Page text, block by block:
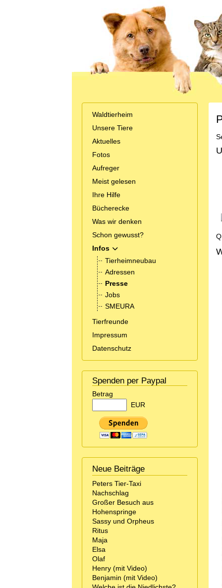
Waldtierheim
Unsere Tiere
Aktuelles
Fotos
Aufreger
Meist gelesen
Ihre Hilfe
Bücherecke
Was wir denken
Schon gewusst?
Infos
Tierheimneubau
Adressen
Presse
Jobs
SMEURA
Tierfreunde
Impressum
Datenschutz
Spenden per Paypal
Betrag
EUR
Neue Beiträge
Peters Tier-Taxi
Nachschlag
Großer Besuch aus
Hohenspringe
Sassy und Orpheus
Ritus
Maja
Elsa
Olaf
Henry (mit Video)
Benjamin (mit Video)